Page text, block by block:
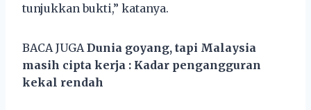
tunjukkan bukti,” katanya.
BACA JUGA Dunia goyang, tapi Malaysia
masih cipta kerja : Kadar pengangguran
kekal rendah